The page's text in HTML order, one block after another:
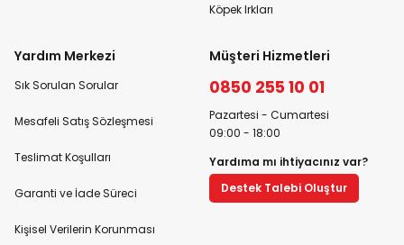
Köpek Irkları
Yardım Merkezi
Sık Sorulan Sorular
Mesafeli Satış Sözleşmesi
Teslimat Koşulları
Garanti ve İade Süreci
Kişisel Verilerin Korunması
Müşteri Hizmetleri
0850 255 10 01
Pazartesi - Cumartesi
09:00 - 18:00
Yardıma mı ihtiyacınız var?
Destek Talebi Oluştur